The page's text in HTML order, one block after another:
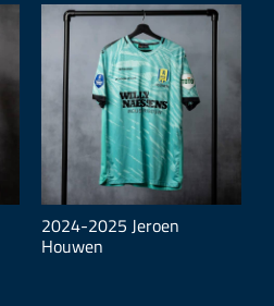
2024-2025 Jeroen
Houwen